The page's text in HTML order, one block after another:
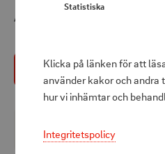
Statistiska
Klicka på länken för att
använder kakor och andra
hur vi inhämtar och
Integritetspolicy
Att betala
Köp
Produktbeskrivning